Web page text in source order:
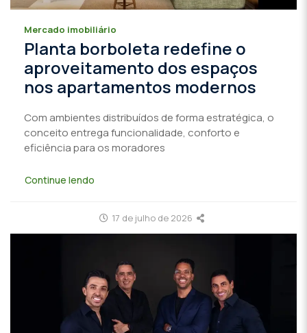
Mercado imobiliário
Planta borboleta redefine o
aproveitamento dos espaços
nos apartamentos modernos
Com ambientes distribuídos de forma estratégica, o
conceito entrega funcionalidade, conforto e
eficiência para os moradores
Continue lendo
17 de julho de 2026